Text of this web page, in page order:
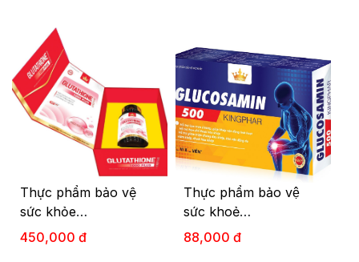
Thực phẩm bảo vệ
sức khỏe
GLUTATHIONE 1000
450,000 đ
Thực phẩm bảo vệ
sức khoẻ
GLUCOSAMIN 500
88,000 đ